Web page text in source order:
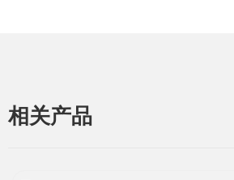
相关产品